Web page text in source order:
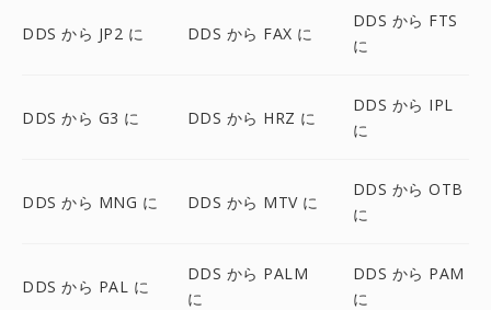
DDS から JP2 に DDS から FAX に
DDS から FTS
に
DDS から G3 に DDS から HRZ に
DDS から IPL
に
DDS から MNG に DDS から MTV に
DDS から OTB
に
DDS から PAL に
DDS から PALM
に
DDS から PAM
に